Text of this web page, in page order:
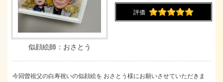
似顔絵師：おさとう
評価
今回曽祖父の白寿祝いの似顔絵を おさとう様にお願いさせていただきま